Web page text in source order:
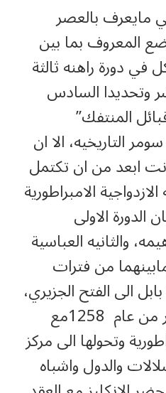
مايعرف بالعصر
المعروف بما بين
في دورة راهنه ثالثة
وتحديدا السادس
المنتفك”
التاريخيه، الا ان
ابعد من ان تكتمل
الامبراطورية
الدورة الاولى
والثانيه العباسية
من فترات
الى الفتح الجزيري،
والحالي الثاني المستمر من عام 1258مع
وتحولها الى مركز
والدول واشباه